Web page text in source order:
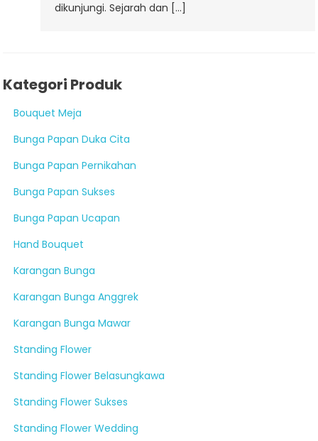
dikunjungi. Sejarah dan […]
Kategori Produk
Bouquet Meja
Bunga Papan Duka Cita
Bunga Papan Pernikahan
Bunga Papan Sukses
Bunga Papan Ucapan
Hand Bouquet
Karangan Bunga
Karangan Bunga Anggrek
Karangan Bunga Mawar
Standing Flower
Standing Flower Belasungkawa
Standing Flower Sukses
Standing Flower Wedding